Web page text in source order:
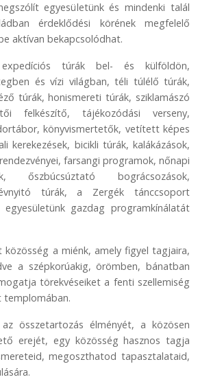
egyesületünk és mindenki talál
érdeklődési körének megfelelő
aktívan bekapcsolódhat.
túrák bel- és külföldön,
és vízi világban, téli túlélő túrák,
túrák, honismereti túrák, sziklamászó
felkészítő, tájékozódási verseny,
könyvismertetők, vetített képes
kerekezések, bicikli túrák, kalákázások,
farsangi programok, nőnapi
őszbúcsúztató bográcsozások,
túrák, a Zergék tánccsoport
gazdag programkínálatát
a miénk, amely figyel tagjaira,
a szépkorúakig, örömben, bánatban
törekvéseiket a fenti szellemiség
templomában.
összetartozás élményét, a közösen
erejét, egy közösség hasznos tagja
megoszthatod tapasztalataid,